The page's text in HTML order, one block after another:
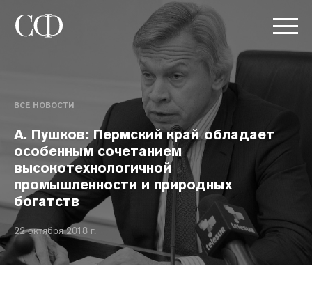
ВСЕ НОВОСТИ
А. Пушков: Пермский край обладает
особенным сочетанием
высокотехнологичной
промышленности и природных
богатств
22 октября 2018 г.